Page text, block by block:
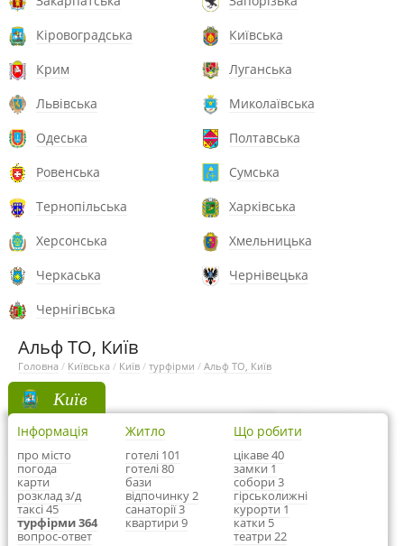
Кіровоградська
Київська
Крим
Луганська
Львівська
Миколаївська
Одеська
Полтавська
Ровенська
Сумська
Тернопільська
Харківська
Херсонська
Хмельницька
Черкаська
Чернівецька
Чернігівська
Альф ТО, Київ
Головна / Київська / Київ / турфірми / Альф ТО, Київ
Київ
Інформація
про місто
погода
карти
розклад з/д
таксі 45
турфірми 364
вопрос-ответ
Житло
готелі 101
готелі 80
бази
відпочинку 2
санаторії 3
квартири 9
Що робити
цікаве 40
замки 1
собори 3
гірськолижні
курорти 1
катки 5
театри 22